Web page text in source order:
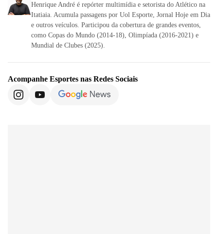
Henrique André é repórter multimídia e setorista do Atlético na
Itatiaia. Acumula passagens por Uol Esporte, Jornal Hoje em Dia
e outros veículos. Participou da cobertura de grandes eventos,
como Copas do Mundo (2014-18), Olimpíada (2016-2021) e
Mundial de Clubes (2025).
Acompanhe Esportes nas Redes Sociais